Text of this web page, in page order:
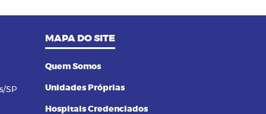
SP
MAPA DO SITE
Quem Somos
Unidades Próprias
Hospitais Credenciados